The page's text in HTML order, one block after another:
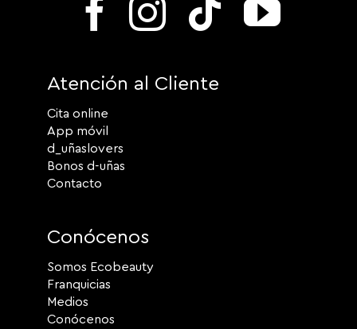
Atención al Cliente
Cita online
App móvil
d_uñaslovers
Bonos d-uñas
Contacto
Conócenos
Somos Ecobeauty
Franquicias
Medios
Conócenos